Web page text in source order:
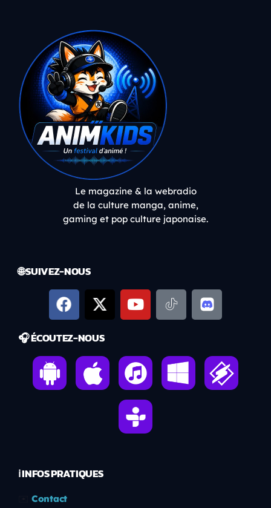
Le magazine & la webradio
de la culture manga, anime,
gaming et pop culture japonaise.
🌐 SUIVEZ-NOUS
🎧 ÉCOUTEZ-NOUS
ℹ️ INFOS PRATIQUES
Contact